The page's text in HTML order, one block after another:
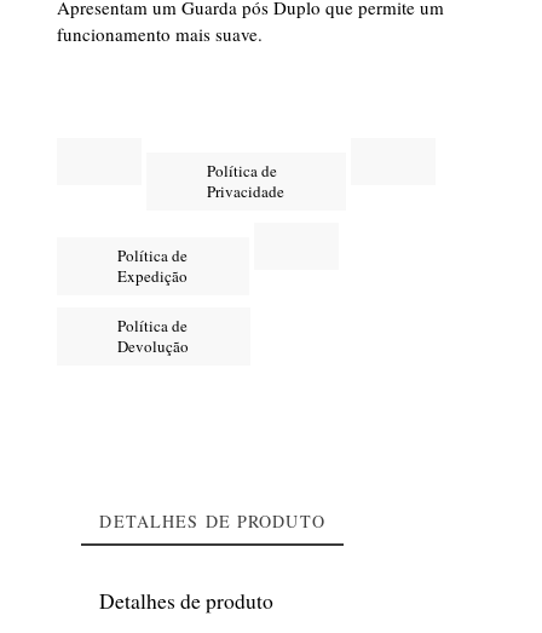
Apresentam um Guarda pós Duplo que permite um
funcionamento mais suave.
Política de
Privacidade
Política de
Expedição
Política de
Devolução
DETALHES DE PRODUTO
Detalhes de produto